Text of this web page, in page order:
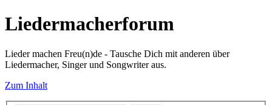
Liedermacherforum
Lieder machen Freu(n)de - Tausche Dich mit anderen über
Liedermacher, Singer und Songwriter aus.
Zum Inhalt